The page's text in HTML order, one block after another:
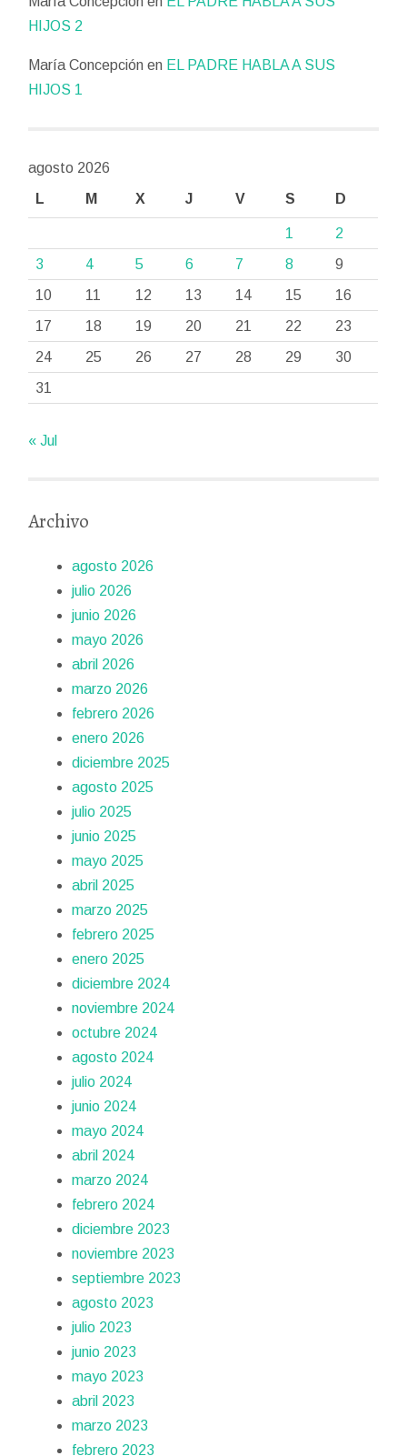
HIJOS 2
María Concepción en EL PADRE HABLA A SUS
HIJOS 1
agosto 2026
L
M X J V S D
1
2
3
4 5 6 7 8
9
10
11 12 13 14 15
16
17
18 19 20 21 22
23
24
25 26 27 28 29
30
31
« Jul
Archivo
agosto 2026
julio 2026
junio 2026
mayo 2026
abril 2026
marzo 2026
febrero 2026
enero 2026
diciembre 2025
agosto 2025
julio 2025
junio 2025
mayo 2025
abril 2025
marzo 2025
febrero 2025
enero 2025
diciembre 2024
noviembre 2024
octubre 2024
agosto 2024
julio 2024
junio 2024
mayo 2024
abril 2024
marzo 2024
febrero 2024
diciembre 2023
noviembre 2023
septiembre 2023
agosto 2023
julio 2023
junio 2023
mayo 2023
abril 2023
marzo 2023
febrero 2023